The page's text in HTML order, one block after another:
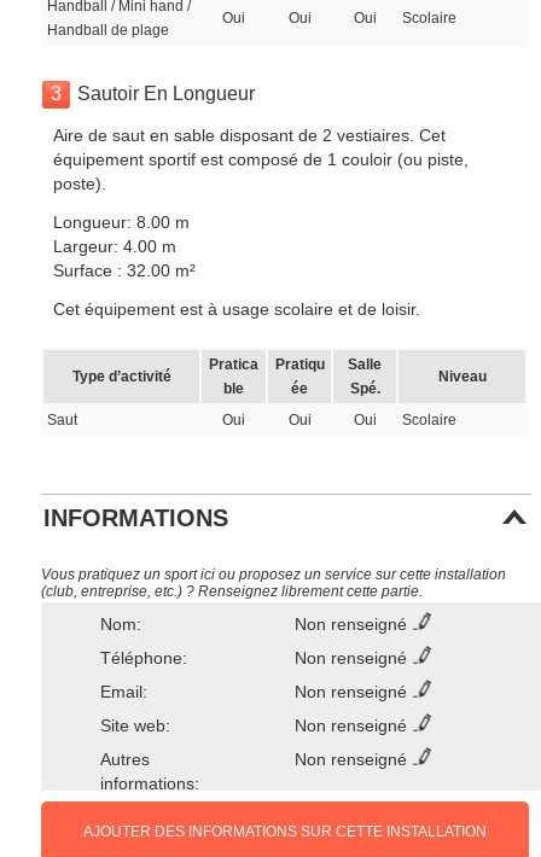
Handball / Mini hand /
Handball de plage
Oui Oui Oui Scolaire
3 Sautoir En Longueur
Aire de saut en sable disposant de 2 vestiaires. Cet
équipement sportif est composé de 1 couloir (ou piste,
poste).
Longueur: 8.00 m
Largeur: 4.00 m
Surface : 32.00 m²
Cet équipement est à usage scolaire et de loisir.
Type d’activité
Pratica
ble
Pratiqu
ée
Salle
Spé.
Niveau
Saut Oui Oui Oui Scolaire
INFORMATIONS
Vous pratiquez un sport ici ou proposez un service sur cette installation
(club, entreprise, etc.) ? Renseignez librement cette partie.
Nom:
Non renseigné
Téléphone:
Non renseigné
Email:
Non renseigné
Site web:
Non renseigné
Autres
informations:
Non renseigné
AJOUTER DES INFORMATIONS SUR CETTE INSTALLATION